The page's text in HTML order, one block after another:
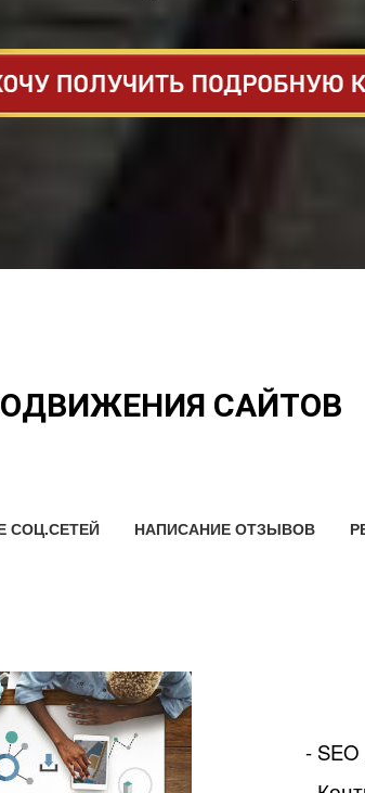
САЙТОВ
СОЦ.СЕТЕЙ НАПИСАНИЕ ОТЗЫВОВ
-